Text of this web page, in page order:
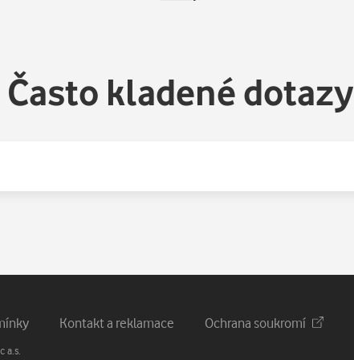
Často kladené dotazy
Kontakt a reklamace Ochrana soukromí
a.s.